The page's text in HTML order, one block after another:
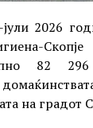
2026
82
на градот